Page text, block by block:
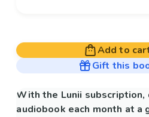
Add to
Gift this
With the Lunii subscription,
audiobook each month at a